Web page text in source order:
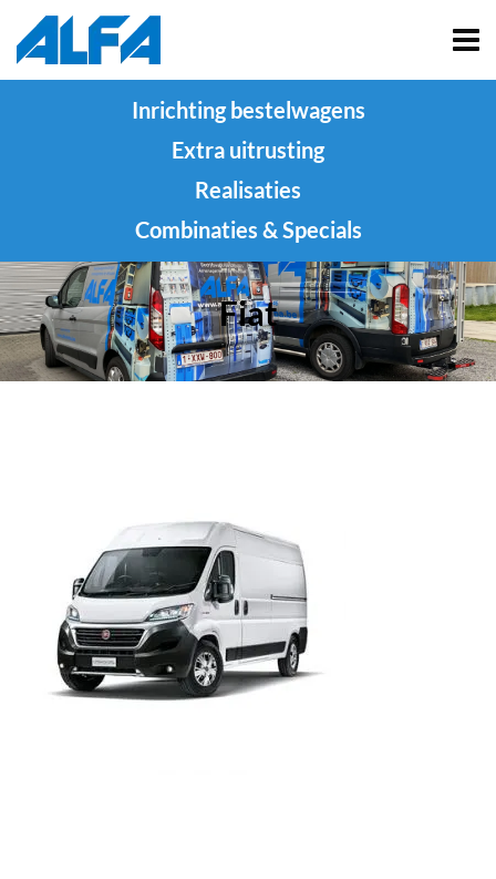
Inrichting bestelwagens
Extra uitrusting
Realisaties
Combinaties & Specials
Fiat